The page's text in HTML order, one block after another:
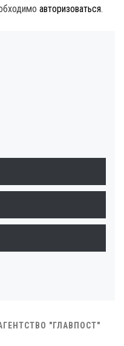
авторизоваться.
"ГЛАВПОСТ"